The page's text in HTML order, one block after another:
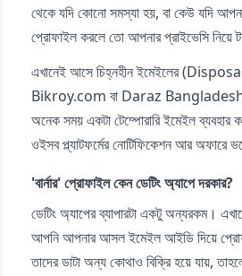
থেকে যদি কোনো সমস্যা হয়, বা কেউ যদি
প্রোফাইল করলে তো আপনার প্রাইভেসি নিয়ে
এখানেই আসে চিহ্নহীন ইমেইলের
Bikroy.com বা Daraz Bangladesh-এর
অনেক সময় একটা টেম্পোরারি ইমেইল ব্যবহার
ওইসব প্ল্যাটফর্মের নোটিফিকেশন আর অফারে
'বার্নার' প্রোফাইল কেন ডেটিং অ্যাপে দরকার?
ডেটিং অ্যাপের ব্যাপারটা একটু অন্যরকম।
আপনি আপনার আসল ইমেইল আইডি দিয়ে
তাদের ডাটা অন্য কোথাও বিক্রি হয়ে যায়,